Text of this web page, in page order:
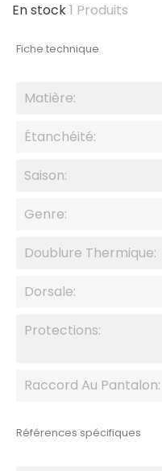
En stock1 Produits
Fiche technique
Matière:
Étanchéité:
Saison:
Genre:
Doublure Thermique:
Dorsale:
Protections:
Raccord Au Pantalon:
Références spécifiques